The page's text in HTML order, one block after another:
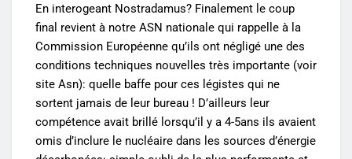
En interogeant Nostradamus? Finalement le coup
final revient à notre ASN nationale qui rappelle à la
Commission Européenne qu’ils ont négligé une des
conditions techniques nouvelles très importante (voir
site Asn): quelle baffe pour ces légistes qui ne
sortent jamais de leur bureau ! D’ailleurs leur
compétence avait brillé lorsqu’il y a 4-5ans ils avaient
omis d’inclure le nucléaire dans les sources d’énergie